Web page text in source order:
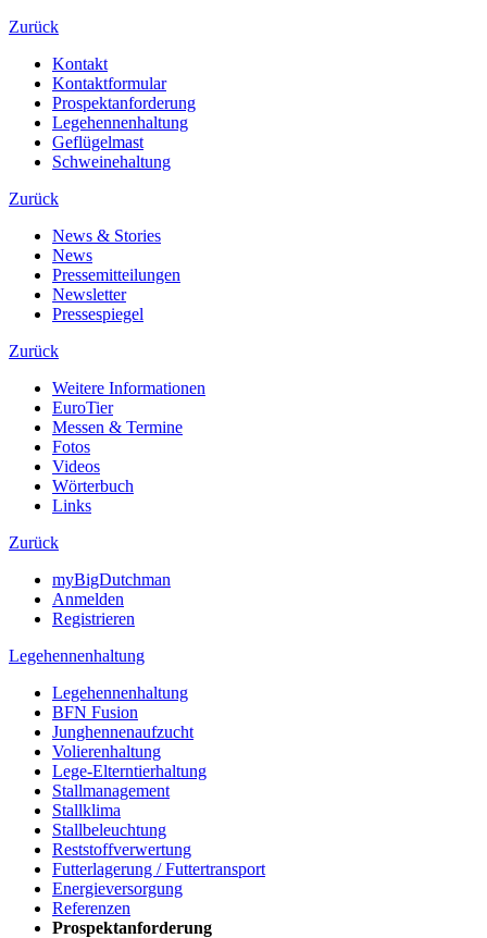
Zurück
Kontakt
Kontaktformular
Prospektanforderung
Legehennenhaltung
Geflügelmast
Schweinehaltung
Zurück
News & Stories
News
Pressemitteilungen
Newsletter
Pressespiegel
Zurück
Weitere Informationen
EuroTier
Messen & Termine
Fotos
Videos
Wörterbuch
Links
Zurück
myBigDutchman
Anmelden
Registrieren
Legehennenhaltung
Legehennenhaltung
BFN Fusion
Junghennenaufzucht
Volierenhaltung
Lege-Elterntierhaltung
Stallmanagement
Stallklima
Stallbeleuchtung
Reststoffverwertung
Futterlagerung / Futtertransport
Energieversorgung
Referenzen
Prospektanforderung